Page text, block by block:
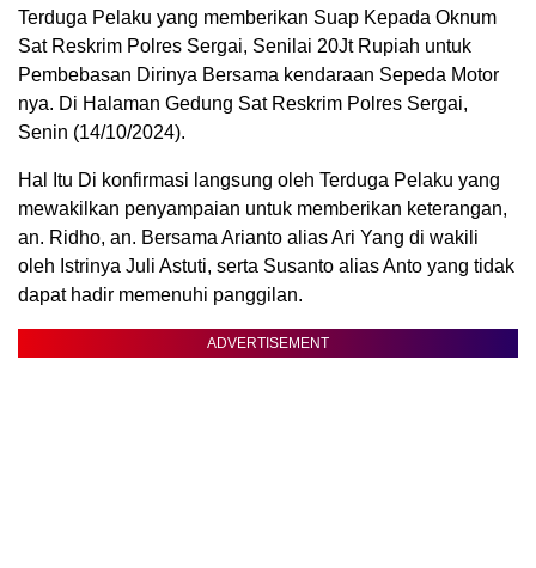
Terduga Pelaku yang memberikan Suap Kepada Oknum
Sat Reskrim Polres Sergai, Senilai 20Jt Rupiah untuk
Pembebasan Dirinya Bersama kendaraan Sepeda Motor
nya. Di Halaman Gedung Sat Reskrim Polres Sergai,
Senin (14/10/2024).
Hal Itu Di konfirmasi langsung oleh Terduga Pelaku yang
mewakilkan penyampaian untuk memberikan keterangan,
an. Ridho, an. Bersama Arianto alias Ari Yang di wakili
oleh Istrinya Juli Astuti, serta Susanto alias Anto yang tidak
dapat hadir memenuhi panggilan.
ADVERTISEMENT